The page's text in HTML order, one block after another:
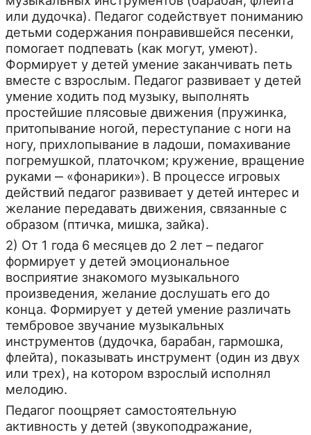
или дудочка). Педагог содействует пониманию
детьми содержания понравившейся песенки,
помогает подпевать (как могут, умеют).
Формирует у детей умение заканчивать петь
вместе с взрослым. Педагог развивает у детей
умение ходить под музыку, выполнять
простейшие плясовые движения (пружинка,
притопывание ногой, переступание с ноги на
ногу, прихлопывание в ладоши, помахивание
погремушкой, платочком; кружение, вращение
руками ‒ «фонарики»). В процессе игровых
действий педагог развивает у детей интерес и
желание передавать движения, связанные с
образом (птичка, мишка, зайка).
2) От 1 года 6 месяцев до 2 лет – педагог
формирует у детей эмоциональное
восприятие знакомого музыкального
произведения, желание дослушать его до
конца. Формирует у детей умение различать
тембровое звучание музыкальных
инструментов (дудочка, барабан, гармошка,
флейта), показывать инструмент (один из двух
или трех), на котором взрослый исполнял
мелодию.
Педагог поощряет самостоятельную
активность у детей (звукоподражание,